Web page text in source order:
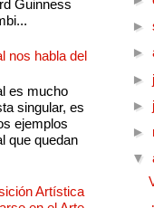
Guinness
nos habla del
es mucho
singular, es
ejemplos
que quedan
Artística
►
►
►
►
►
▼